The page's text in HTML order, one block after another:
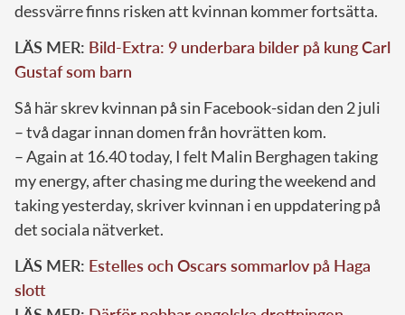
dessvärre finns risken att kvinnan kommer fortsätta.
LÄS MER: Bild-Extra: 9 underbara bilder på kung Carl
Gustaf som barn
Så här skrev kvinnan på sin Facebook-sidan den 2 juli
– två dagar innan domen från hovrätten kom.
– Again at 16.40 today, I felt Malin Berghagen taking
my energy, after chasing me during the weekend and
taking yesterday, skriver kvinnan i en uppdatering på
det sociala nätverket.
LÄS MER: Estelles och Oscars sommarlov på Haga
slott